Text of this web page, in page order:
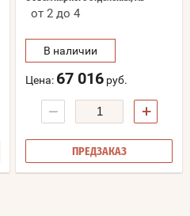
от 2 до 4
В наличии
Цена: 67 016 руб.
− +
ПРЕДЗАКАЗ